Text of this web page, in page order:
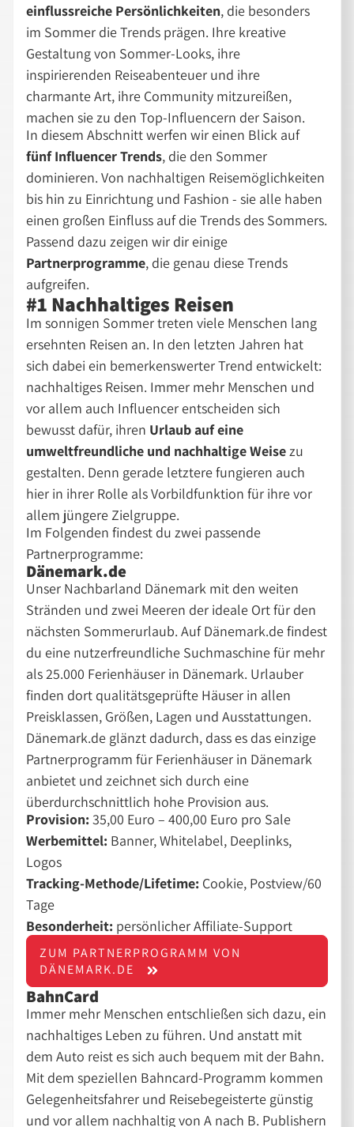
einflussreiche Persönlichkeiten, die besonders
im Sommer die Trends prägen. Ihre kreative
Gestaltung von Sommer-Looks, ihre
inspirierenden Reiseabenteuer und ihre
charmante Art, ihre Community mitzureißen,
machen sie zu den Top-Influencern der Saison.
In diesem Abschnitt werfen wir einen Blick auf
fünf Influencer Trends, die den Sommer
dominieren. Von nachhaltigen Reisemöglichkeiten
bis hin zu Einrichtung und Fashion - sie alle haben
einen großen Einfluss auf die Trends des Sommers.
Passend dazu zeigen wir dir einige
Partnerprogramme, die genau diese Trends
aufgreifen.
#1 Nachhaltiges Reisen
Im sonnigen Sommer treten viele Menschen lang
ersehnten Reisen an. In den letzten Jahren hat
sich dabei ein bemerkenswerter Trend entwickelt:
nachhaltiges Reisen. Immer mehr Menschen und
vor allem auch Influencer entscheiden sich
bewusst dafür, ihren Urlaub auf eine
umweltfreundliche und nachhaltige Weisezu
gestalten. Denn gerade letztere fungieren auch
hier in ihrer Rolle als Vorbildfunktion für ihre vor
allem jüngere Zielgruppe.
Im Folgenden findest du zwei passende
Partnerprogramme:
Dänemark.de
Unser Nachbarland Dänemark mit den weiten
Stränden und zwei Meeren der ideale Ort für den
nächsten Sommerurlaub. Auf Dänemark.de findest
du eine nutzerfreundliche Suchmaschine für mehr
als 25.000 Ferienhäuser in Dänemark. Urlauber
finden dort qualitätsgeprüfte Häuser in allen
Preisklassen, Größen, Lagen und Ausstattungen.
Dänemark.de glänzt dadurch, dass es das einzige
Partnerprogramm für Ferienhäuser in Dänemark
anbietet und zeichnet sich durch eine
überdurchschnittlich hohe Provision aus.
Provision: 35,00 Euro – 400,00 Euro pro Sale
Werbemittel: Banner, Whitelabel, Deeplinks,
Logos
Tracking-Methode/Lifetime: Cookie, Postview/60
Tage
Besonderheit: persönlicher Affiliate-Support
ZUM PARTNERPROGRAMM VON
DÄNEMARK.DE
BahnCard
Immer mehr Menschen entschließen sich dazu, ein
nachhaltiges Leben zu führen. Und anstatt mit
dem Auto reist es sich auch bequem mit der Bahn.
Mit dem speziellen Bahncard-Programm kommen
Gelegenheitsfahrer und Reisebegeisterte günstig
und vor allem nachhaltig von A nach B. Publishern